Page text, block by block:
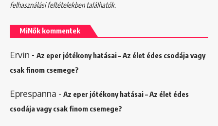
felhasználási feltételekbentalálhatók.
MiNők kommentek
Ervin - Az eper jótékony hatásai – Az élet édes csodája vagy
csak finom csemege?
Eprespanna - Az eper jótékony hatásai – Az élet édes
csodája vagy csak finom csemege?